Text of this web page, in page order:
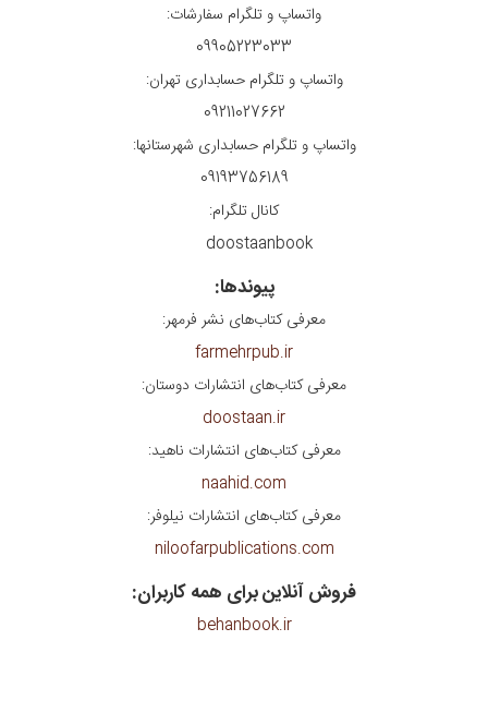
واتساپ و تلگرام سفارشات:
09905223033
واتساپ و تلگرام حسابداری تهران:
09211027662
واتساپ و تلگرام حسابداری شهرستانها:
09193756189
کانال تلگرام:
doostaanbook
پیوندها:
معرفی کتاب‌های نشر فرمهر:
farmehrpub.ir
معرفی کتاب‌های انتشارات دوستان:
doostaan.ir
معرفی کتاب‌های انتشارات ناهید:
naahid.com
معرفی کتاب‌های انتشارات نیلوفر:
niloofarpublications.com
فروش آنلاین برای همه کاربران:
behanbook.ir